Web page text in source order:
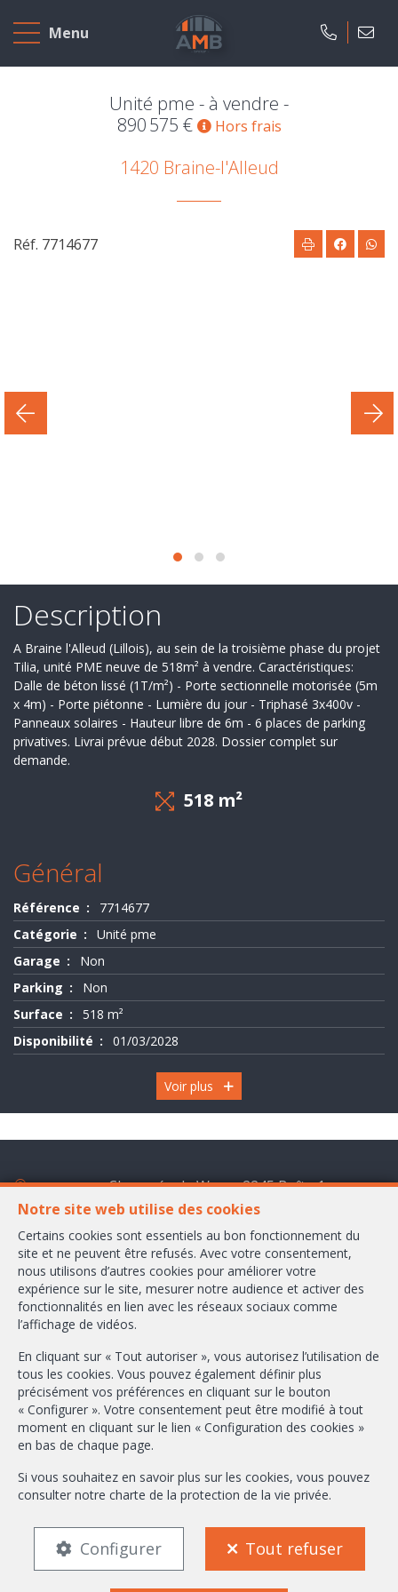
Menu
Accueil
A
vendre
neufs
deals
Ils
nous
font
confiance
Contact
Evaluation
Expertise
Unité pme - à vendre -
890 575 €
Hors frais
1420 Braine-l'Alleud
Description
A Braine l'Alleud (Lillois), au sein de la troisième phase du projet
Tilia, unité PME neuve de 518m² à vendre. Caractéristiques:
Dalle de béton lissé (1T/m²) - Porte sectionnelle motorisée (5m
x 4m) - Porte piétonne - Lumière du jour - Triphasé 3x400v -
Panneaux solaires - Hauteur libre de 6m - 6 places de parking
privatives. Livrai prévue début 2028. Dossier complet sur
demande.
518 m²
Général
Référence
7714677
Catégorie
Unité pme
Garage
Non
Parking
Non
Surface
518 m²
Disponibilité
01/03/2028
Voir plus
Réf. 7714677
Notre site web utilise des cookies
Certains cookies sont essentiels au bon fonctionnement du
site et ne peuvent être refusés. Avec votre consentement,
nous utilisons d’autres cookies pour améliorer votre
expérience sur le site, mesurer notre audience et activer des
fonctionnalités en lien avec les réseaux sociaux comme
l’affichage de vidéos.
En cliquant sur « Tout autoriser », vous autorisez l’utilisation de
tous les cookies. Vous pouvez également définir plus
précisément vos préférences en cliquant sur le bouton
« Configurer ». Votre consentement peut être modifié à tout
moment en cliquant sur le lien « Configuration des cookies »
en bas de chaque page.
Si vous souhaitez en savoir plus sur les cookies, vous pouvez
consulter notre charte de la protection de la vie privée.
Configurer Tout refuser
Chaussée de Wavre 2245 Boîte 1
1160 Bruxelles
+32-2/658.24.52
info@ambbroker.be
Agent immobilier intermédiaire agréé IPI sous le numéro 503.610 en
Instance de contrôle: Institut professionnel des agents immobiliers, rue
du Luxembourg 16B, 1000 Bruxelles (+32 2 505 38 50 - info@ipi.be) -
Soumis aucode déontologique de l’ IPI
RC professionnelle et cautionnement via AXA Belgium SA, Place du Trône
1, 1000 Bruxelles – police n° 730.390.160. Couverture valable pour les
Conditions générales d'utilisation du site
Configuration des cookies